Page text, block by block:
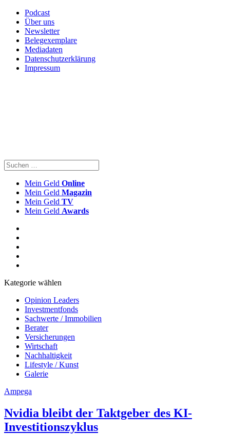
Podcast
Über uns
Newsletter
Belegexemplare
Mediadaten
Datenschutzerklärung
Impressum
Mein Geld Online
Mein Geld Magazin
Mein Geld TV
Mein Geld Awards
Kategorie wählen
Opinion Leaders
Investmentfonds
Sachwerte / Immobilien
Berater
Versicherungen
Wirtschaft
Nachhaltigkeit
Lifestyle / Kunst
Galerie
Ampega
Nvidia bleibt der Taktgeber des KI-
Investitionszyklus